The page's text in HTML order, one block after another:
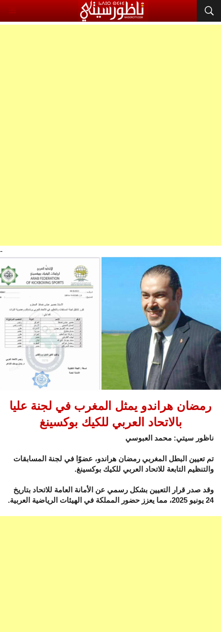
-
رمضان هراندو يمثل المغرب في لجنة عليا
بالاتحاد العربي للكيك بوكسينغ
ناظور سيتي: محمد العبوسي
تم تعيين البطل المغربي رمضان هراندو، عضوًا في لجنة المسابقات
والتنظيم التابعة للاتحاد العربي للكيك بوكسينغ.
وقد صدر قرار التعيين بشكل رسمي عن الأمانة العامة للاتحاد بتاريخ
24 يونيو 2025، مما يعزز حضور المملكة في الهيئات الرياضية العربية.